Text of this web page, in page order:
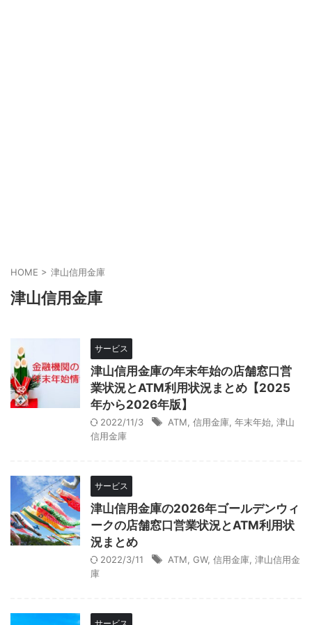
HOME > 津山信用金庫
津山信用金庫
サービス
津山信用金庫の年末年始の店舗窓口営
業状況とATM利用状況まとめ【2025
年から2026年版】
2022/11/3 ATM 信用金庫 年末年始 津山
信用金庫
サービス
津山信用金庫の2026年ゴールデンウィ
ークの店舗窓口営業状況とATM利用状
況まとめ
2022/3/11 ATM GW, 信用金庫 津山信用金
庫